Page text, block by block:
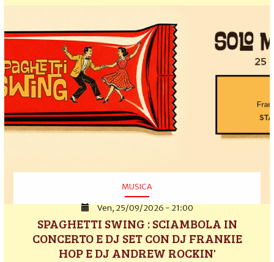
MUSICA
Ven, 25/09/2026 - 21:00
SPAGHETTI SWING : SCIAMBOLA IN
CONCERTO E DJ SET CON DJ FRANKIE
HOP E DJ ANDREW ROCKIN'